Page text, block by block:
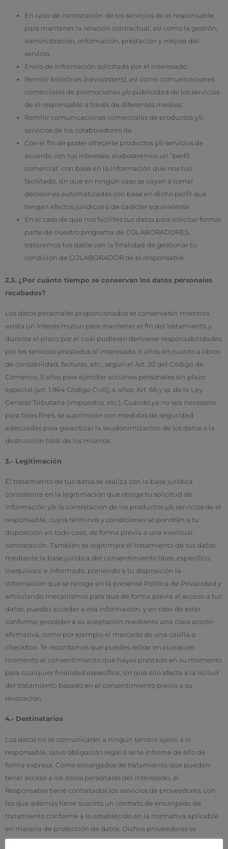
En caso de contratación de los servicios de el responsable,
para mantener la relación contractual, así como la gestión,
administración, información, prestación y mejora del
servicio.
Envío de información solicitada por el interesado.
Remitir boletines (newsletters) , así como comunicaciones
comerciales de promociones y/o publicidad de los servicios
de el responsable a través de diferentes medios.
Remitir comunicaciones comerciales de productos y/o
servicios de los colaboradores de
Con el fin de poder ofrecerte productos y/o servicios de
acuerdo con tus intereses, elaboraremos un “perfil
comercial” con base en la información que nos has
facilitado, sin que en ningún caso se vayan a tomar
decisiones automatizadas con base en dicho perfil que
tengan efectos jurídicos o de carácter equivalente.
En el caso de que nos facilites tus datos para solicitar formar
parte de nuestro programa de COLABORADORES,
trataremos tus datos con la finalidad de gestionar tu
condición de COLABORADOR de el responsable.
2.3. ¿Por cuánto tiempo se conservan los datos personales
recabados?
Los datos personales proporcionados se conservarán mientras
exista un interés mutuo para mantener el fin del tratamiento y
durante el plazo por el cuál pudieran derivarse responsabilidades
por los servicios prestados al interesado: 6 años en cuanto a libros
de contabilidad, facturas, etc., según el Art. 30 del Código de
Comercio, 5 años para ejercitar acciones personales sin plazo
especial (art. 1.964 Código Civil); 4 años: Art. 66 y ss. de la Ley
General Tributaria (impuestos, etc.). Cuando ya no sea necesario
para tales fines, se suprimirán con medidas de seguridad
adecuadas para garantizar la seudonimización de los datos o la
destrucción total de los mismos.
3.- Legitimación
El tratamiento de tus datos se realiza con la base jurídica
consistente en la legitimación que otorga tu solicitud de
información y/o la contratación de los productos y/o servicios de el
responsable, cuyos términos y condiciones se pondrán a tu
disposición en todo caso, de forma previa a una eventual
contratación. También se legitimará el tratamiento de tus datos
mediante la base jurídica del consentimiento libre, específico,
inequívoco e informado, poniendo a tu disposición la
información que se recoge en la presente Política de Privacidad y
articulando mecanismos para que de forma previa al acceso a tus
datos, puedas acceder a esa información, y en caso de estar
conforme, proceder a su aceptación mediante una clara acción
afirmativa, como por ejemplo el marcado de una casilla o
checkbox. Te recordamos que puedes retirar en cualquier
momento el consentimiento que hayas prestado en su momento
para cualquier finalidad específica, sin que ello afecte a la licitud
del tratamiento basado en el consentimiento previo a su
revocación.
4.- Destinatarios
Los datos no se comunicarán a ningún tercero ajeno a el
responsable, salvo obligación legal o se te informe de ello de
forma expresa. Como encargados de tratamiento que pueden
tener acceso a los datos personales del interesado, el
Responsable tiene contratados los servicios de proveedores, con
las que además tiene suscrito un contrato de encargado de
tratamiento conforme a lo establecido en la normativa aplicable
en materia de protección de datos. Dichos proveedores se
encuentran ubicados en territorio de la Unión Europea o en